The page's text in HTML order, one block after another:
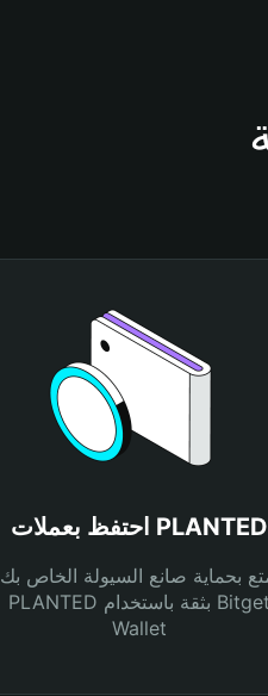
احتفظ بعملات PLANTED
بحماية صانع السيولة الخاص بك
PLANTED بثقة باستخدام Bitget
Wallet